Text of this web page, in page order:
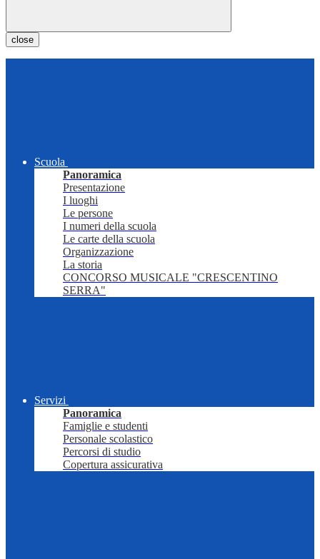
close
Scuola
Panoramica
Presentazione
I luoghi
Le persone
I numeri della scuola
Le carte della scuola
Organizzazione
La storia
CONCORSO MUSICALE "CRESCENTINO
SERRA"
Servizi
Panoramica
Famiglie e studenti
Personale scolastico
Percorsi di studio
Copertura assicurativa